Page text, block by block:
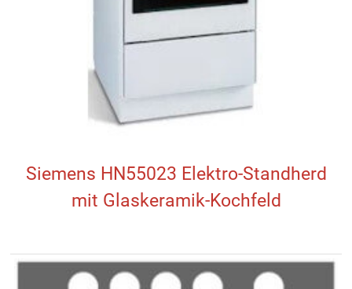
Siemens HN55023 Elektro-Standherd
mit Glaskeramik-Kochfeld